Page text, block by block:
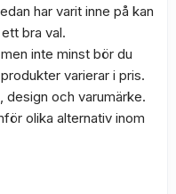
har varit inne på kan
bra val.
inte minst bör du
varierar i pris.
design och varumärke.
olika alternativ inom